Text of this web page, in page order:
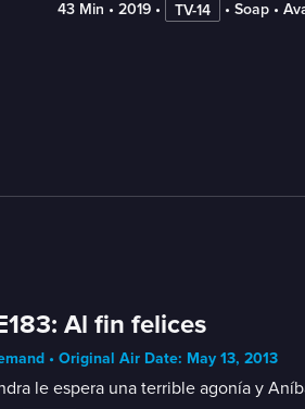
43 Min • 2019 • TV-14 • Soap •
Al fin felices
• Original Air Date: May 13, 2013
le espera una terrible agonía y